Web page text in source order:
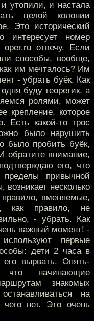
утопили, и настала
целой колонии
Это исторический
интересует номер
отвечу. Если
способы, вообще,
им мечталось? Им
- убрать буёк. Как
буду теоретик, а
ролями, может
крепление, которое
Есть какой-то трос
было нарушить
было пробить буёк,
обратите внимание,
его, что
привычной
несколько
вменяемые,
как правило, не
- убрать. Как
важный момент! -
первые
дети 2 часа в
вырвать. Опять-
начинающие
знакомых
на
чего нет. Это очень